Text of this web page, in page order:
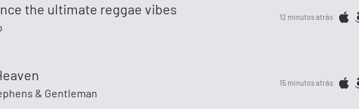
the ultimate reggae vibes 12 minutos atrás
& Gentleman
15 minutos atrás